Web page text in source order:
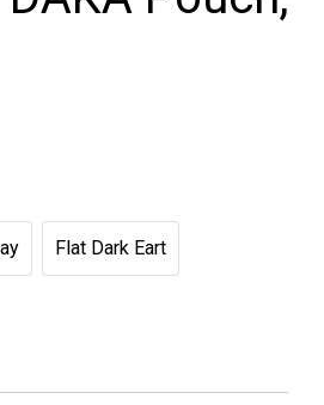
Flat Dark Eart